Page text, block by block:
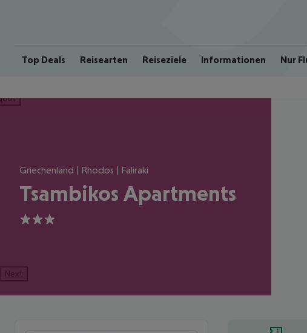
Top Deals Reisearten Reiseziele Informationen Nur
Griechenland | Rhodos | Faliraki
Tsambikos Apartments
3
Next